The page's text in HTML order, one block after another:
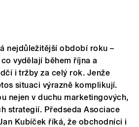
nejdůležitější období roku –
vydělají během října a
i tržby za celý rok. Jenže
situaci výrazně komplikují.
nejen v duchu marketingových,
strategií. Předseda Asociace
Kubíček říká, že obchodníci i